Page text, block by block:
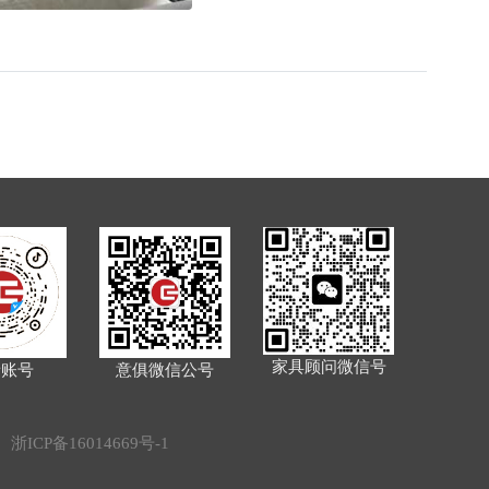
号 意俱微信公号 家具顾问微信号
浙ICP备16014669号-1